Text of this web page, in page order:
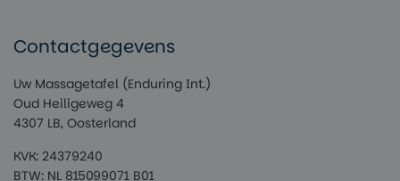
Contactgegevens
Uw Massagetafel (Enduring Int.)
Oud Heiligeweg 4
4307 LB, Oosterland
KVK: 24379240
BTW: NL 815099071 B01